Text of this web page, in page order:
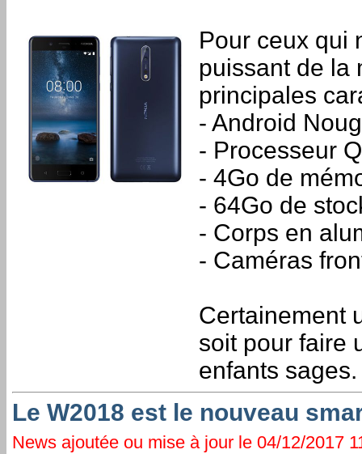
Pour ceux qui
puissant de la
principales
- Android
- Processeur
- 4Go de
- 64Go de
- Corps en
- Caméras
Certainement
soit pour faire
enfants sages.
Le W2018 est le nouveau
News ajoutée ou mise à jour le 04/12/2017